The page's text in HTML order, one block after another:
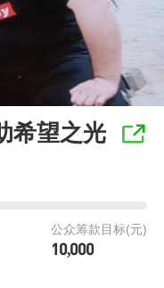
希望之光
公众筹款目标(元)
10,000